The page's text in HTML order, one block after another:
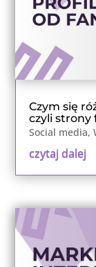
Czym się
czyli strony
Social media,
czytaj dalej